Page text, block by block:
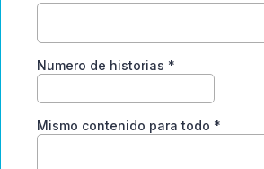
Numero de historias *
Mismo contenido para todo *